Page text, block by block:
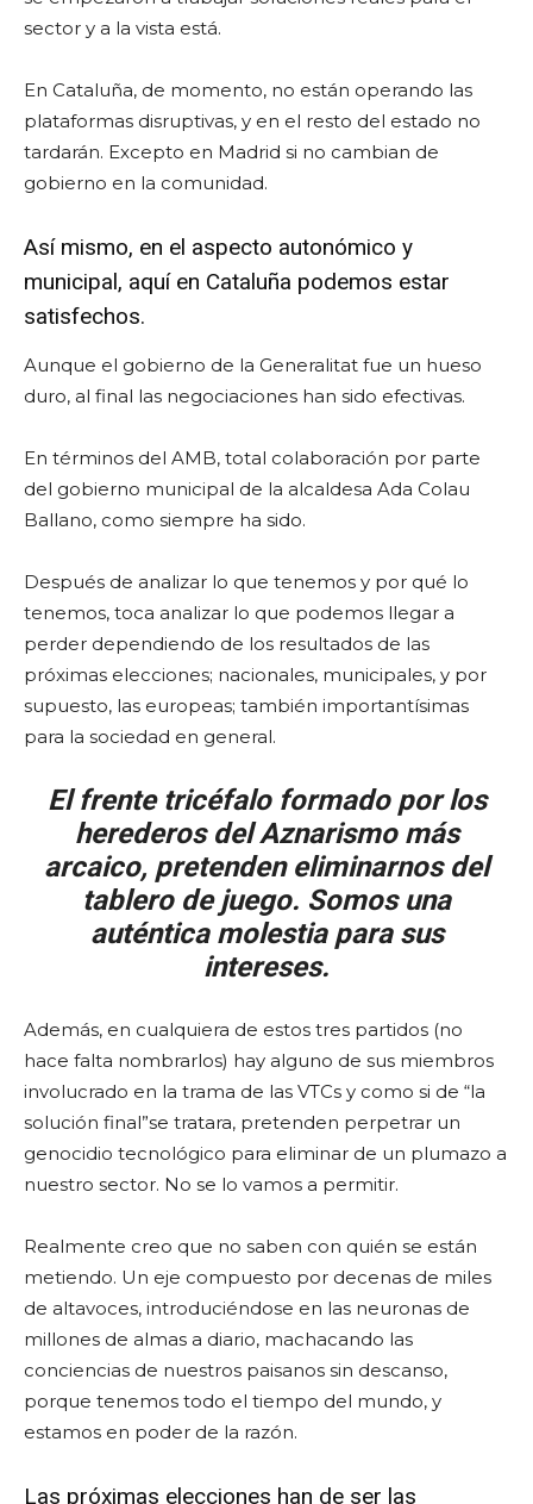
sector y a la vista está.
En Cataluña, de momento, no están operando las
plataformas disruptivas, y en el resto del estado no
tardarán. Excepto en Madrid si no cambian de
gobierno en la comunidad.
Así mismo, en el aspecto autonómico y
municipal, aquí en Cataluña podemos estar
satisfechos.
Aunque el gobierno de la Generalitat fue un hueso
duro, al final las negociaciones han sido efectivas.
En términos del AMB, total colaboración por parte
del gobierno municipal de la alcaldesa Ada Colau
Ballano, como siempre ha sido.
Después de analizar lo que tenemos y por qué lo
tenemos, toca analizar lo que podemos llegar a
perder dependiendo de los resultados de las
próximas elecciones; nacionales, municipales, y por
supuesto, las europeas; también importantísimas
para la sociedad en general.
El frente tricéfalo formado por los
herederos del Aznarismo más
arcaico, pretenden eliminarnos del
tablero de juego. Somos una
auténtica molestia para sus
intereses.
Además, en cualquiera de estos tres partidos (no
hace falta nombrarlos) hay alguno de sus miembros
involucrado en la trama de las VTCs y como si de “la
solución final”se tratara, pretenden perpetrar un
genocidio tecnológico para eliminar de un plumazo a
nuestro sector. No se lo vamos a permitir.
Realmente creo que no saben con quién se están
metiendo. Un eje compuesto por decenas de miles
de altavoces, introduciéndose en las neuronas de
millones de almas a diario, machacando las
conciencias de nuestros paisanos sin descanso,
porque tenemos todo el tiempo del mundo, y
estamos en poder de la razón.
Las próximas elecciones han de ser las